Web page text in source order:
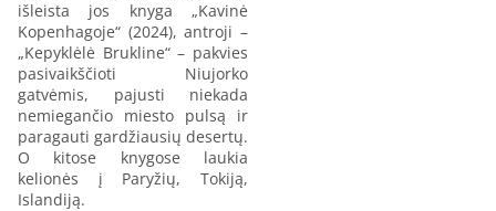
išleista jos knyga „Kavinė
Kopenhagoje“ (2024), antroji –
„Kepyklėlė Brukline“ – pakvies
pasivaikščioti Niujorko
gatvėmis, pajusti niekada
nemiegančio miesto pulsą ir
paragauti gardžiausių desertų.
O kitose knygose laukia
kelionės į Paryžių, Tokiją,
Islandiją.